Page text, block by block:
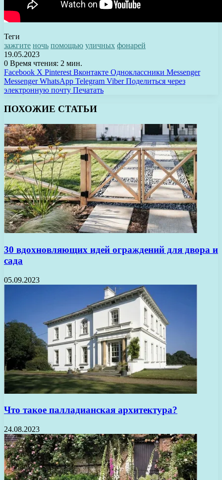
Теги
зажгите ночь помощью уличных фонарей
19.05.2023
0 Время чтения: 2 мин.
Facebook X Pinterest Вконтакте Одноклассники Messenger
Messenger WhatsApp Telegram Viber Поделиться через
электронную почту Печатать
ПОХОЖИЕ СТАТЬИ
30 вдохновляющих идей ограждений для двора и
сада
05.09.2023
Что такое палладианская архитектура?
24.08.2023